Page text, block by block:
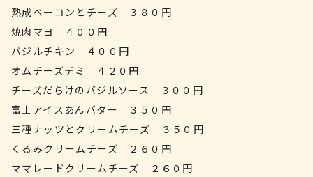
熟成ベーコンとチーズ ３８０円
焼肉マヨ ４００円
バジルチキン ４００円
オムチーズデミ ４２０円
チーズだらけのバジルソース ３００円
富士アイスあんバター ３５０円
三種ナッツとクリームチーズ ３５０円
くるみクリームチーズ ２６０円
ママレードクリームチーズ ２６０円